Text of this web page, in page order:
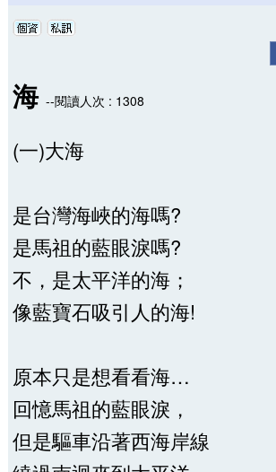
海 --閱讀人次 : 1308
(一)大海
是台灣海峽的海嗎?
是馬祖的藍眼淚嗎?
不，是太平洋的海；
像藍寶石吸引人的海!
原本只是想看看海…
回憶馬祖的藍眼淚，
但是驅車沿著西海岸線